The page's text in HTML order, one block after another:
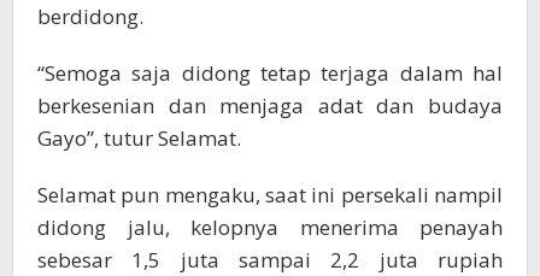
berdidong.
“Semoga saja didong tetap terjaga dalam hal
berkesenian dan menjaga adat dan budaya
Gayo”, tutur Selamat.
Selamat pun mengaku, saat ini persekali nampil
didong jalu, kelopnya menerima penayah
sebesar 1,5 juta sampai 2,2 juta rupiah